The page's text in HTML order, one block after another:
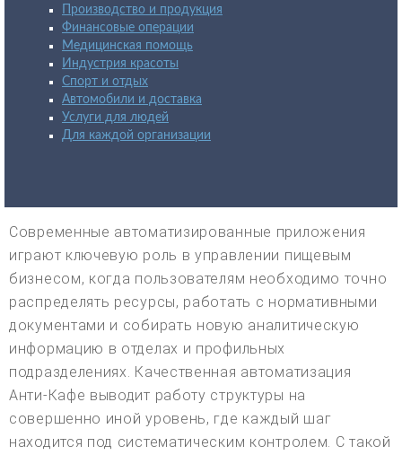
Производство и продукция
Финансовые операции
Медицинская помощь
Индустрия красоты
Спорт и отдых
Автомобили и доставка
Услуги для людей
Для каждой организации
Современные автоматизированные приложения
играют ключевую роль в управлении пищевым
бизнесом, когда пользователям необходимо точно
распределять ресурсы, работать с нормативными
документами и собирать новую аналитическую
информацию в отделах и профильных
подразделениях. Качественная автоматизация
Анти-Кафе выводит работу структуры на
совершенно иной уровень, где каждый шаг
находится под систематическим контролем. С такой